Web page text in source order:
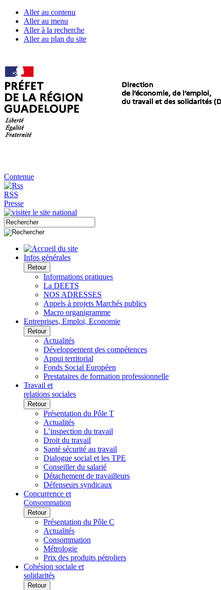
Aller au contenu
Aller au menu
Aller à la recherche
Aller au plan du site
Contenue
RSS
Presse
Infos générales
Retour
Informations pratiques
La DEETS
NOS ADRESSES
Appels à projets Marchés publics
Macro organigramme
Entreprises, Emploi, Economie
Retour
Actualités
Développement des compétences
Appui territorial
Fonds Social Européen
Prestataires de formation professionnelle
Travail et
relations sociales
Retour
Présentation du Pôle T
Actualités
L’inspection du travail
Droit du travail
Santé sécurité au travail
Dialogue social et les TPE
Conseiller du salarié
Détachement de travailleurs
Défenseurs syndicaux
Concurrence et
Consommation
Retour
Présentation du Pôle C
Actualités
Consommation
Métrologie
Prix des produits pétroliers
Cohésion sociale et
solidarités
Retour